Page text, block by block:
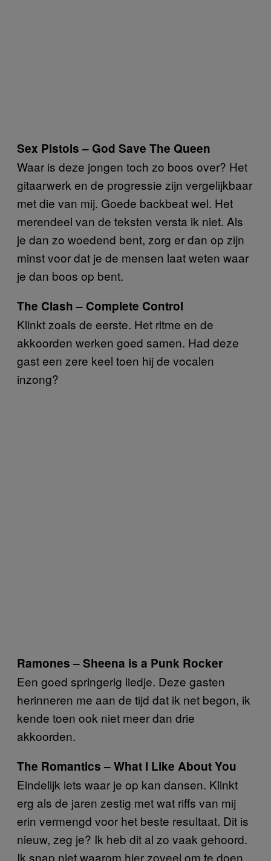
Sex Pistols – God Save The Queen
Waar is deze jongen toch zo boos over? Het
gitaarwerk en de progressie zijn vergelijkbaar
met die van mij. Goede backbeat wel. Het
merendeel van de teksten versta ik niet. Als
je dan zo woedend bent, zorg er dan op zijn
minst voor dat je de mensen laat weten waar
je dan boos op bent.
The Clash – Complete Control
Klinkt zoals de eerste. Het ritme en de
akkoorden werken goed samen. Had deze
gast een zere keel toen hij de vocalen
inzong?
Ramones – Sheena is a Punk Rocker
Een goed springerig liedje. Deze gasten
herinneren me aan de tijd dat ik net begon, ik
kende toen ook niet meer dan drie
akkoorden.
The Romantics – What I Like About You
Eindelijk iets waar je op kan dansen. Klinkt
erg als de jaren zestig met wat riffs van mij
erin vermengd voor het beste resultaat. Dit is
nieuw, zeg je? Ik heb dit al zo vaak gehoord.
Ik snap niet waarom hier zoveel om te doen